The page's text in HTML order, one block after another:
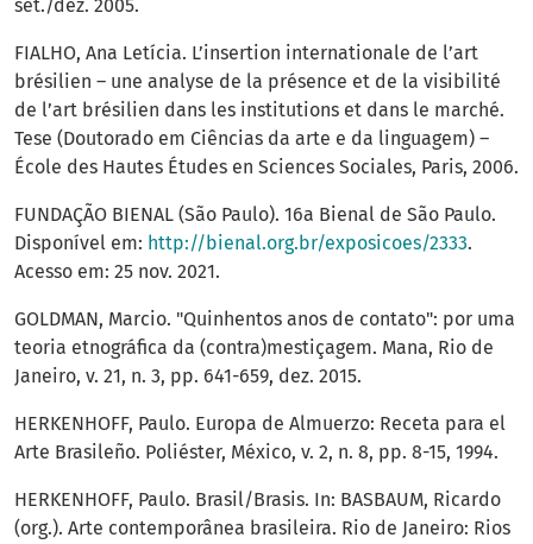
set./dez. 2005.
FIALHO, Ana Letícia. L’insertion internationale de l’art
brésilien – une analyse de la présence et de la visibilité
de l’art brésilien dans les institutions et dans le marché.
Tese (Doutorado em Ciências da arte e da linguagem) –
École des Hautes Études en Sciences Sociales, Paris, 2006.
FUNDAÇÃO BIENAL (São Paulo). 16a Bienal de São Paulo.
Disponível em: http://bienal.org.br/exposicoes/2333.
Acesso em: 25 nov. 2021.
GOLDMAN, Marcio. "Quinhentos anos de contato": por uma
teoria etnográfica da (contra)mestiçagem. Mana, Rio de
Janeiro, v. 21, n. 3, pp. 641-659, dez. 2015.
HERKENHOFF, Paulo. Europa de Almuerzo: Receta para el
Arte Brasileño. Poliéster, México, v. 2, n. 8, pp. 8-15, 1994.
HERKENHOFF, Paulo. Brasil/Brasis. In: BASBAUM, Ricardo
(org.). Arte contemporânea brasileira. Rio de Janeiro: Rios